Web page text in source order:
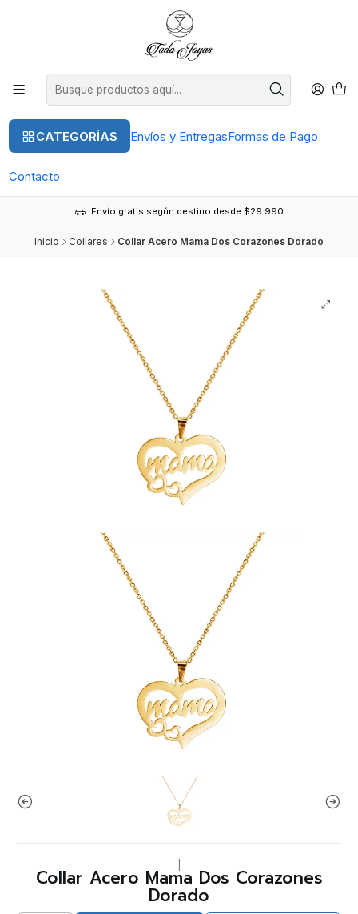
CATEGORÍAS Envíos y EntregasFormas de Pago
Contacto
Envío gratis según destino desde $29.990
Inicio Collares Collar Acero Mama Dos Corazones Dorado
Collar Acero Mama Dos Corazones
Dorado